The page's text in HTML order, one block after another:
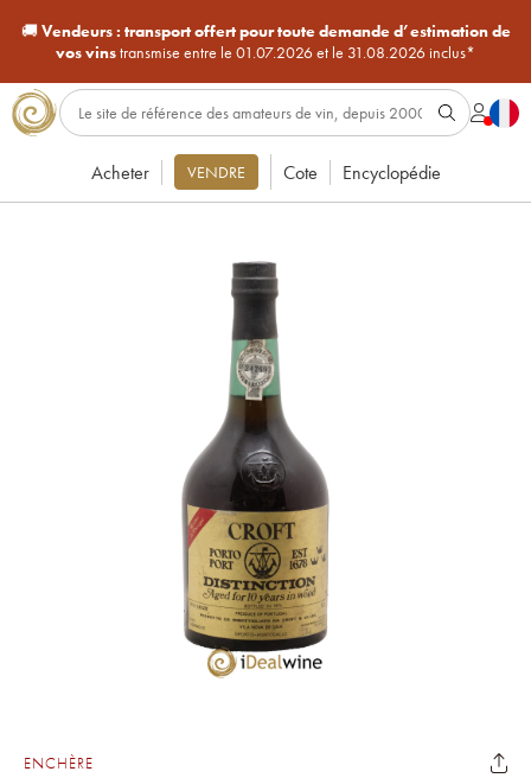
🚚Vendeurs : transport offert pour toute demande d’estimation de
vos vinstransmise entre le 01.07.2026 et le 31.08.2026 inclus*
Acheter VENDRE Cote Encyclopédie
ENCHÈRE